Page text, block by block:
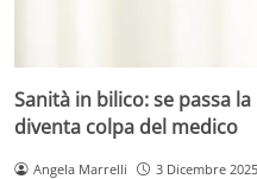
Sanità in bilico: se passa
diventa colpa del medico
Angela Marrelli 3 Dicembre 2025